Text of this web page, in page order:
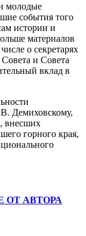
молодые
события того
истории и
материалов
о секретарях
и Совета
вклад в
Демиховскому,
внесших
горного края,
ОТ АВТОРА